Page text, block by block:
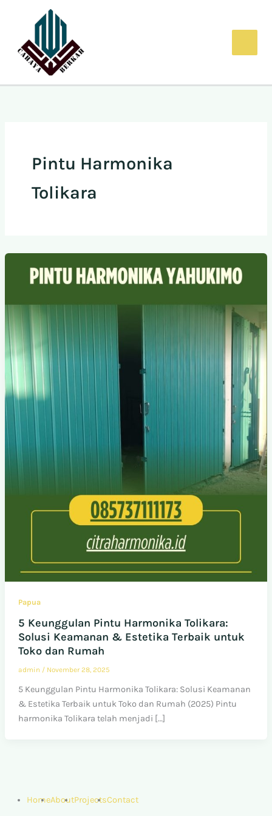
Pintu Harmonika
Tolikara
Papua
5 Keunggulan Pintu Harmonika Tolikara:
Solusi Keamanan & Estetika Terbaik untuk
Toko dan Rumah
admin / November 28, 2025
5 Keunggulan Pintu Harmonika Tolikara: Solusi Keamanan
& Estetika Terbaik untuk Toko dan Rumah (2025) Pintu
harmonika Tolikara telah menjadi […]
HomeAboutProjectsContact